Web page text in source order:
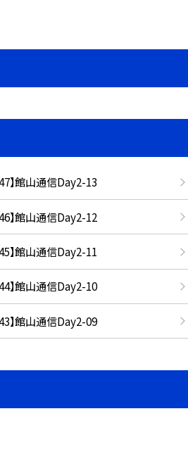
】館山通信Day2-13
】館山通信Day2-12
】館山通信Day2-11
】館山通信Day2-10
】館山通信Day2-09